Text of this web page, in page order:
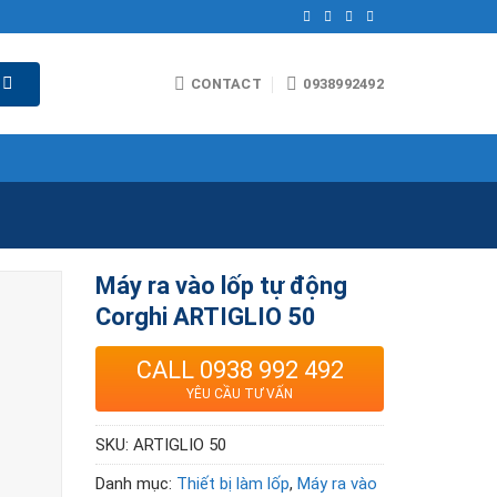
CONTACT 0938992492
Máy ra vào lốp tự động
Corghi ARTIGLIO 50
CALL 0938 992 492
YÊU CẦU TƯ VẤN
SKU:ARTIGLIO 50
Danh mục: Thiết bị làm lốp,Máy ra vào